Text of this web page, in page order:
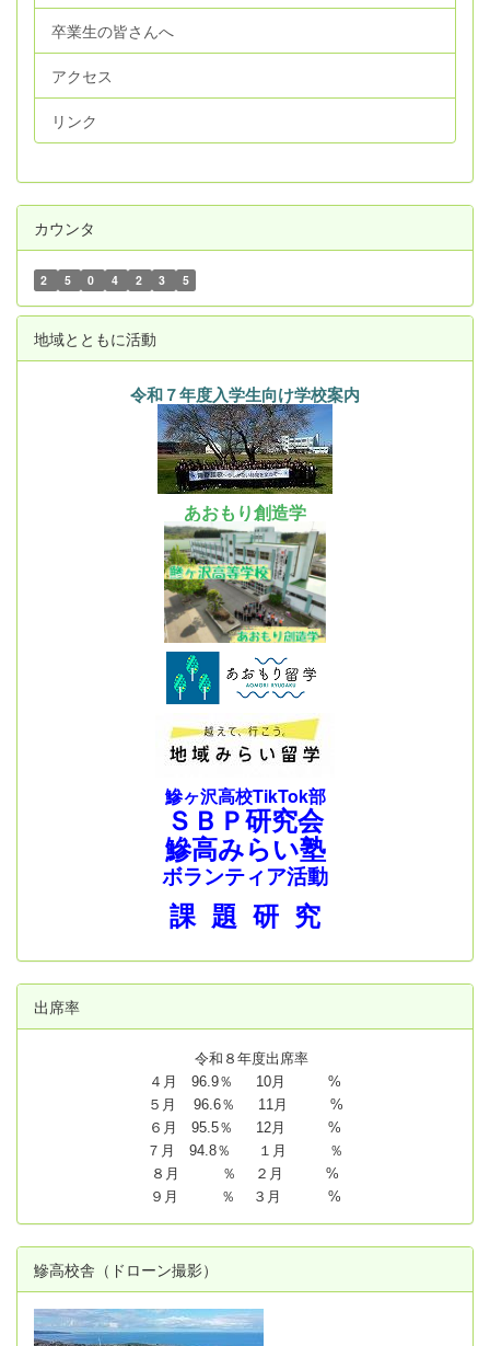
卒業生の皆さんへ
アクセス
リンク
カウンタ
2 5 0 4 2 3 5
地域とともに活動
令和７年度入学生向け学校案内
あおもり創造学
鰺ヶ沢高校TikTok部
ＳＢＰ研究会
鰺高みらい塾
ボランティア活動
課 題 研 究
出席率
令和８年度出席率
４月 96.9％ 10月 %
５月 96.6％ 11月 %
６月 95.5％ 12月 %
７月 94.8％ １月 ％
８月 ％ ２月 %
９月 ％ ３月 %
鰺高校舎（ドローン撮影）